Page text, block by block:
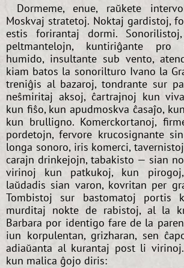
Dormeme, enue, raŭkete
Moskvaj stratetoj. Noktaj gardistoj,
estis forirantaj dormi.
peltmantelojn, kuntiriĝante pro
humido, insultante sub vento,
kiam batos la sonorilturo Ivano la
treniĝis al bazaroj, tondrante sur
neŝmiritaj aksoj, ĉartrajnoj kun
kun fiŝo, kun apudmoskva ĉasaĵo,
kun brulligno. Komerckortanoj,
pordetojn, fervore krucosignante
longa sonoro, iris komerci,
carajn drinkejojn, tabakisto — sian
virinoj kun patkukoj, kun
laŭdadis sian varon, kovritan per
Tombistoj sur bastomatoj portis
murditaj nokte de rabistoj, al la
Barbara por identigo fare de la
iun korpulentan, grizharan, sen
adiaŭanta al kurantaj post li
kun malica ĝojo diris: